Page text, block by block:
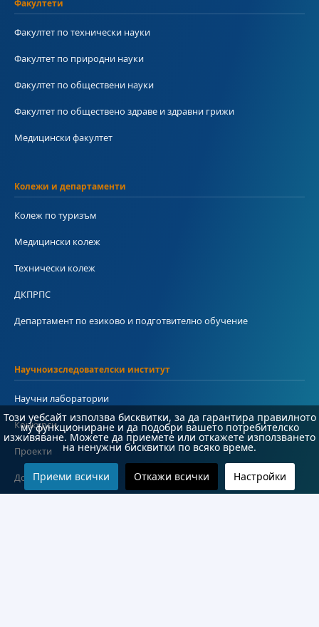
Факултети
Факултет по технически науки
Факултет по природни науки
Факултет по обществени науки
Факултет по обществено здраве и здравни грижи
Медицински факултет
Колежи и департаменти
Колеж по туризъм
Медицински колеж
Технически колеж
ДКПРПС
Департамент по езиково и подготвително обучение
Научноизследователски институт
Научни лаборатории
Конкурси
Проекти
Документи
Този уебсайт използва бисквитки, за да гарантира правилното
му функциониране и да подобри вашето потребителско
изживяване. Можете да приемете или откажете използването
на ненужни бисквитки по всяко време.
Приеми всички Откажи всички Настройки